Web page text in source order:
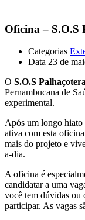
Oficina – S.O.S
Categorias
Data 23 de
O S.O.S
Pernambucana de
experimental.
Após um longo hiato
ativa com esta
mais do projeto e
a-dia.
A oficina é
candidatar a uma
você tem dúvidas ou
participar. As vagas